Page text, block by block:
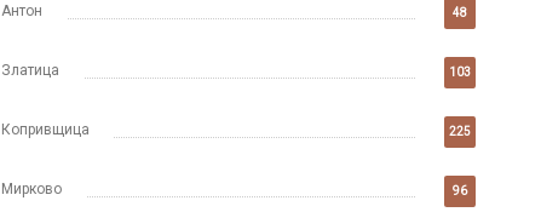
Антон 48
Златица 103
Копривщица 225
Мирково 96